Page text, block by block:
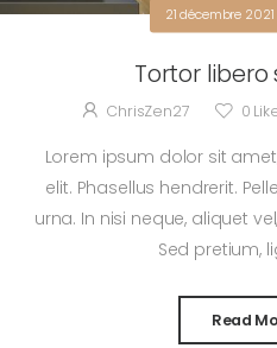
21 décembre 2021
Tortor libero
ChrisZen27 0
Lorem ipsum dolor sit
elit. Phasellus hendrerit.
urna. In nisi neque, aliquet
Sed pretium,
Read